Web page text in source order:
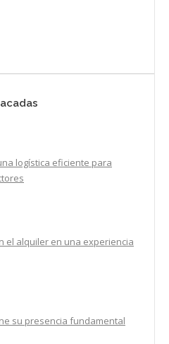
logística eficiente para
el alquiler en una experiencia
su presencia fundamental